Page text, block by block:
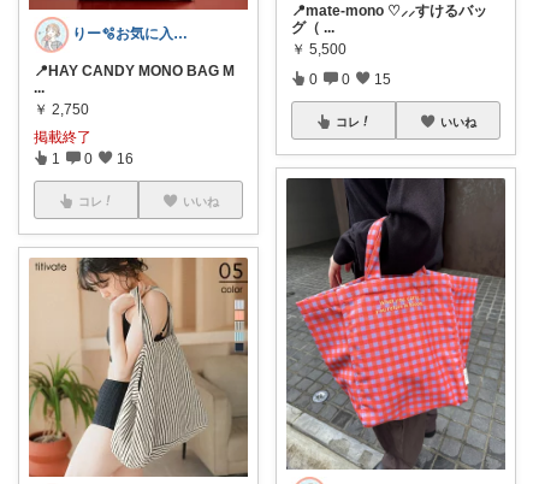
りー🫧お気に入りのある暮らし🧺
📍HAY CANDY MONO BAG M
...
￥ 2,750
掲載終了
1 0 16
コレ いいね
📍mate-mono ♡⸝⸝すけるバッ
グ（ ...
￥ 5,500
0 0 15
コレ いいね